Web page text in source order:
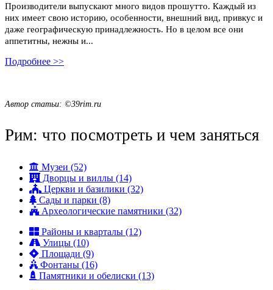
Производители выпускают много видов прошутто. Каждый из
них имеет свою историю, особенности, внешний вид, привкус и
даже географическую принадлежность. Но в целом все они
аппетитны, нежны и...
Подробнее >>
Автор статьи: ©39rim.ru
Рим: что посмотреть и чем заняться
Музеи (52)
Дворцы и виллы (14)
Церкви и базилики (32)
Сады и парки (8)
Археологические памятники (32)
Районы и кварталы (12)
Улицы (10)
Площади (9)
Фонтаны (16)
Памятники и обелиски (13)